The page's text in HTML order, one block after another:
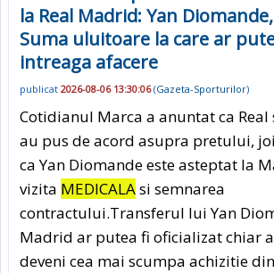
la Real Madrid: Yan
Suma uluitoare la care ar
intreaga afacere
publicat 2026-08-06 13:30:06(Gazeta-Sporturilor)
Cotidianul Marca a anuntat ca Real
au pus de acord asupra pretului,
ca Yan Diomande este asteptat la
vizita MEDICALAsi semnarea
contractului.Transferul lui Yan
Madrid ar putea fi oficializat chiar
deveni cea mai scumpa achizitie